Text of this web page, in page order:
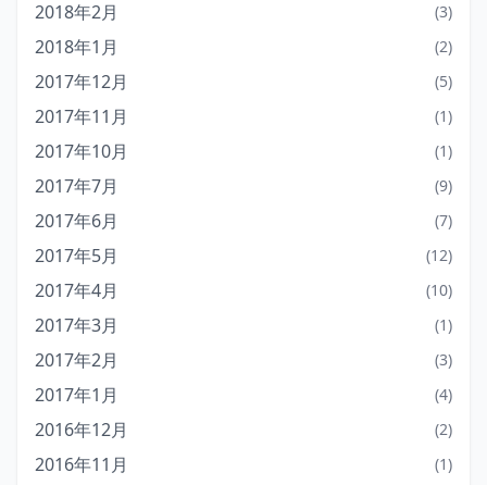
2018年2月 (3)
2018年1月 (2)
2017年12月 (5)
2017年11月 (1)
2017年10月 (1)
2017年7月 (9)
2017年6月 (7)
2017年5月 (12)
2017年4月 (10)
2017年3月 (1)
2017年2月 (3)
2017年1月 (4)
2016年12月 (2)
2016年11月 (1)